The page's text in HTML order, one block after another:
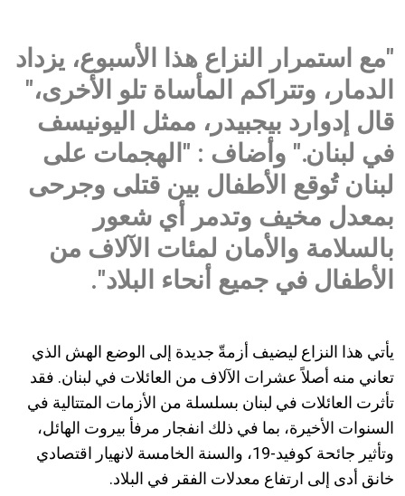
"مع استمرار النزاع هذا الأسبوع، يزداد
الدمار، وتتراكم المأساة تلو الأخرى،"
قال إدوارد بيجبيدر، ممثل اليونيسف
في لبنان." وأضاف : "الهجمات على
لبنان تُوقع الأطفال بين قتلى وجرحى
بمعدل مخيف وتدمر أي شعور
بالسلامة والأمان لمئات الآلاف من
الأطفال في جميع أنحاء البلاد".
يأتي هذا النزاع ليضيف أزمةّ جديدة إلى الوضع الهش الذي
تعاني منه أصلاً عشرات الآلاف من العائلات في لبنان. فقد
تأثرت العائلات في لبنان بسلسلة من الأزمات المتتالية في
السنوات الأخيرة، بما في ذلك انفجار مرفأ بيروت الهائل،
وتأثير جائحة كوفيد-19، والسنة الخامسة لانهيار اقتصادي
خانق أدى إلى ارتفاع معدلات الفقر في البلاد.